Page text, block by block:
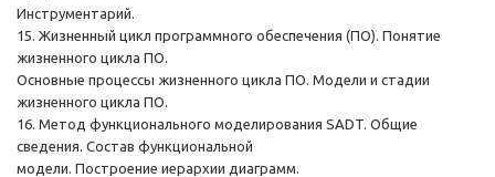
Инструментарий.
15. Жизненный цикл программного обеспечения (ПО). Понятие
жизненного цикла ПО.
Основные процессы жизненного цикла ПО. Модели и стадии
жизненного цикла ПО.
16. Метод функционального моделирования SADT. Общие
сведения. Состав функциональной
модели. Построение иерархии диаграмм.